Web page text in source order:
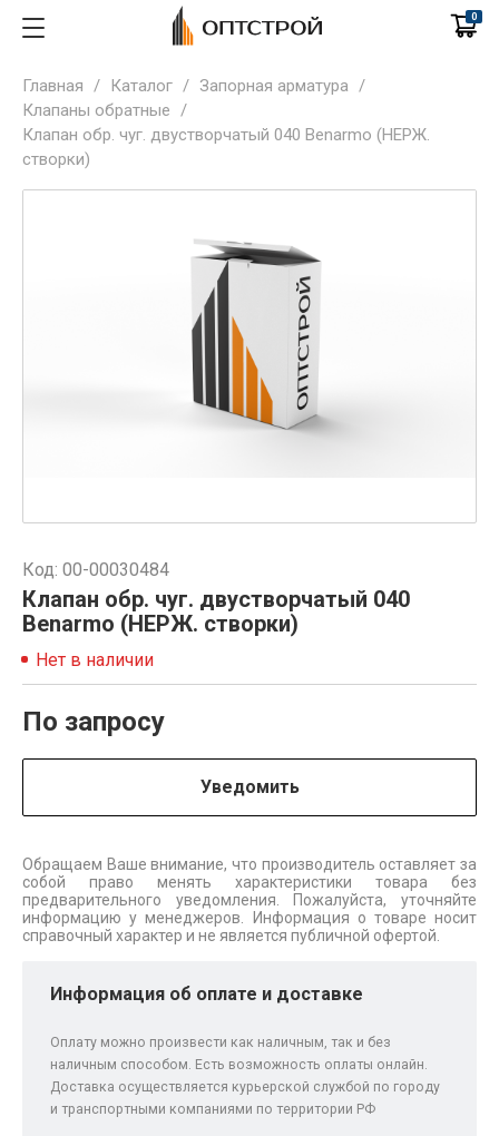
0
Главная / Каталог / Запорная арматура /
Клапаны обратные /
Клапан обр. чуг. двустворчатый 040 Benarmo (НЕРЖ.
створки)
Код: 00-00030484
Клапан обр. чуг. двустворчатый 040
Benarmo (НЕРЖ. створки)
Нет в наличии
По запросу
Уведомить
Обращаем Ваше внимание, что производитель оставляет за
собой право менять характеристики товара без
предварительного уведомления. Пожалуйста, уточняйте
информацию у менеджеров. Информация о товаре носит
справочный характер и не является публичной офертой.
Информация об оплате и доставке
Оплату можно произвести как наличным, так и без
наличным способом. Есть возможность оплаты онлайн.
Доставка осуществляется курьерской службой по городу
и транспортными компаниями по территории РФ